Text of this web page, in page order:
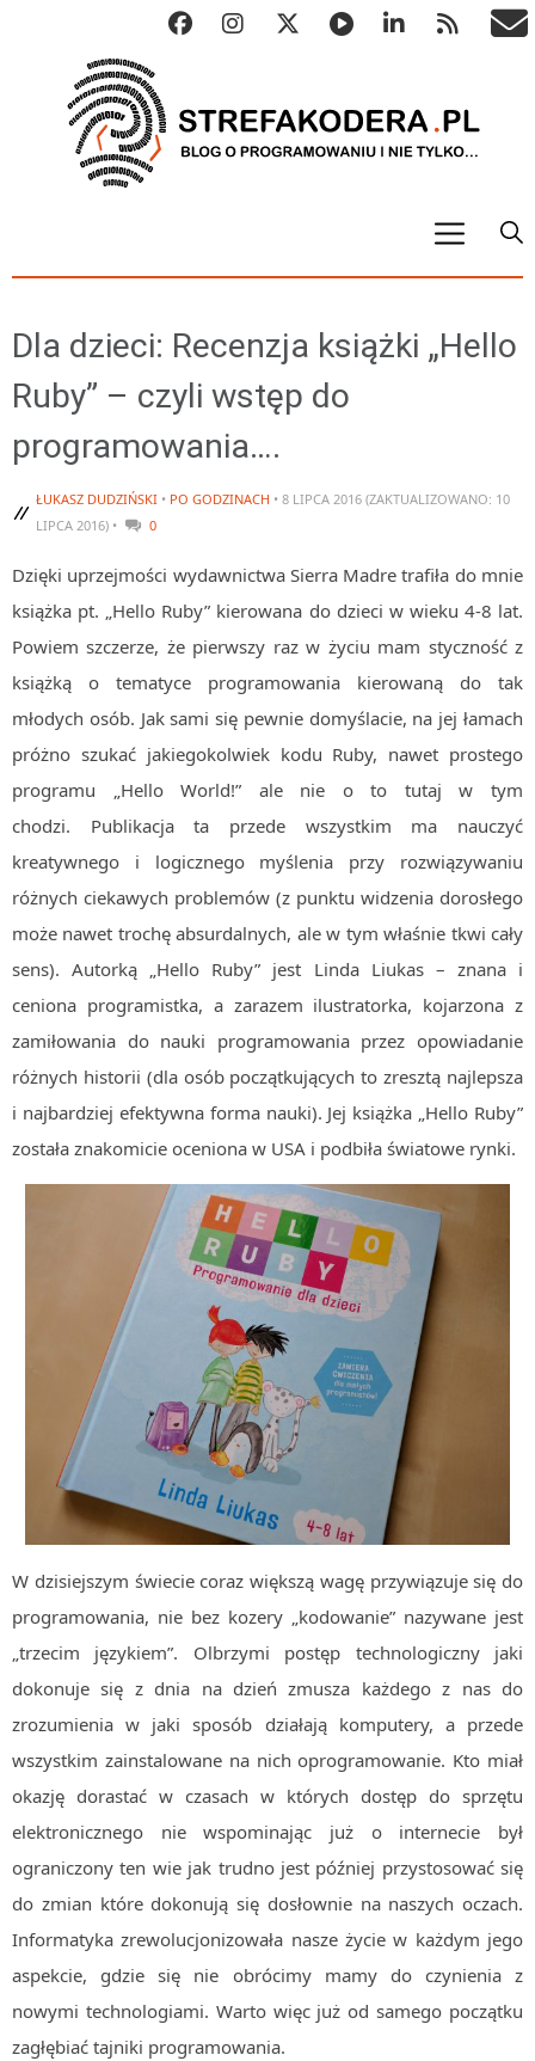
ALGO
Abstrakcyjne struktury danych
Metody numeryczne
Algorytmy sortowania
Algorytmy wyszukiwania
Inne
DEV
Elementarz Java
Pascal
WEB
.htaccess
HTML 5
CSS 3
JavaScript
Django
PHP
WordPress
Android
KONTROLA WERSJI
Git
BAZY
SQL
MySQL
TESTOWANIE
SIECI
EXCEL
WYDARZENIA
BIZNES
PO GODZINACH
KONTAKT
Dla dzieci: Recenzja książki „Hello
Ruby” – czyli wstęp do
programowania….
ŁUKASZ DUDZIŃSKI • PO GODZINACH • 8 LIPCA 2016 (ZAKTUALIZOWANO: 10
LIPCA 2016) •
0
Dzięki uprzejmości wydawnictwa Sierra Madre trafiła do mnie
książka pt. „Hello Ruby” kierowana do dzieci w wieku 4-8 lat.
Powiem szczerze, że pierwszy raz w życiu mam styczność z
książką o tematyce programowania kierowaną do tak
młodych osób. Jak sami się pewnie domyślacie, na jej łamach
próżno szukać jakiegokolwiek kodu Ruby, nawet prostego
programu „Hello World!” ale nie o to tutaj w tym
chodzi. Publikacja ta przede wszystkim ma nauczyć
kreatywnego i logicznego myślenia przy rozwiązywaniu
różnych ciekawych problemów (z punktu widzenia dorosłego
może nawet trochę absurdalnych, ale w tym właśnie tkwi cały
sens). Autorką „Hello Ruby” jest Linda Liukas – znana i
ceniona programistka, a zarazem ilustratorka, kojarzona z
zamiłowania do nauki programowania przez opowiadanie
różnych historii (dla osób początkujących to zresztą najlepsza
i najbardziej efektywna forma nauki). Jej książka „Hello Ruby”
została znakomicie oceniona w USA i podbiła światowe rynki.
W dzisiejszym świecie coraz większą wagę przywiązuje się do
programowania, nie bez kozery „kodowanie” nazywane jest
„trzecim językiem”. Olbrzymi postęp technologiczny jaki
dokonuje się z dnia na dzień zmusza każdego z nas do
zrozumienia w jaki sposób działają komputery, a przede
wszystkim zainstalowane na nich oprogramowanie. Kto miał
okazję dorastać w czasach w których dostęp do sprzętu
elektronicznego nie wspominając już o internecie był
ograniczony ten wie jak trudno jest później przystosować się
do zmian które dokonują się dosłownie na naszych oczach.
Informatyka zrewolucjonizowała nasze życie w każdym jego
aspekcie, gdzie się nie obrócimy mamy do czynienia z
nowymi technologiami. Warto więc już od samego początku
zagłębiać tajniki programowania.